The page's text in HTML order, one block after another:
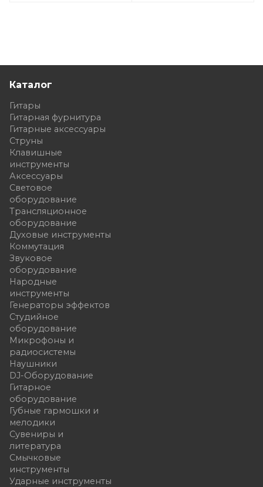
Каталог
Гитары
Гитарная фурнитура
Гитарные аксессуары
Струны
Клавишные
инструменты
Аксессуары
Световое
оборудование
Трансляционное
оборудование
Духовые инструменты
Коммутация
Звуковое
оборудование
Народные
инструменты
Генераторы эффектов
Студийное
оборудование
Микрофоны и
радиосистемы
Наушники
DJ-Оборудование
Гитарное
оборудование
Губные гармошки и
мелодики
Сувениры и
литература
Смычковые
инструменты
Ударные инструменты